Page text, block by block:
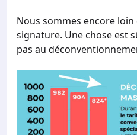
Nous sommes encore loin
signature. Une chose est
pas au